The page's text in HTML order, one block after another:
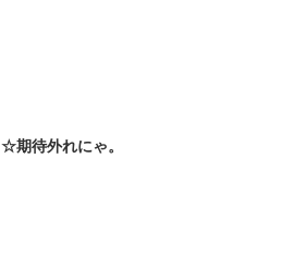
☆期待外れにゃ。